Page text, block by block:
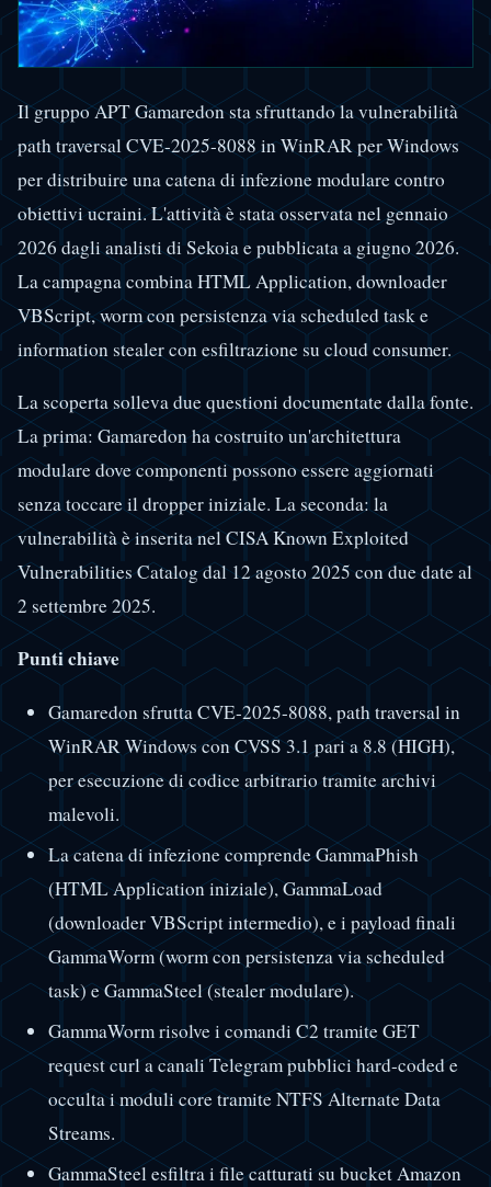
Il gruppo APT Gamaredon sta sfruttando la vulnerabilità
path traversal CVE-2025-8088 in WinRAR per Windows
per distribuire una catena di infezione modulare contro
obiettivi ucraini. L'attività è stata osservata nel gennaio
2026 dagli analisti di Sekoia e pubblicata a giugno 2026.
La campagna combina HTML Application, downloader
VBScript, worm con persistenza via scheduled task e
information stealer con esfiltrazione su cloud consumer.
La scoperta solleva due questioni documentate dalla fonte.
La prima: Gamaredon ha costruito un'architettura
modulare dove componenti possono essere aggiornati
senza toccare il dropper iniziale. La seconda: la
vulnerabilità è inserita nel CISA Known Exploited
Vulnerabilities Catalog dal 12 agosto 2025 con due date al
2 settembre 2025.
Punti chiave
Gamaredon sfrutta CVE-2025-8088, path traversal in
WinRAR Windows con CVSS 3.1 pari a 8.8 (HIGH),
per esecuzione di codice arbitrario tramite archivi
malevoli.
La catena di infezione comprende GammaPhish
(HTML Application iniziale), GammaLoad
(downloader VBScript intermedio), e i payload finali
GammaWorm (worm con persistenza via scheduled
task) e GammaSteel (stealer modulare).
GammaWorm risolve i comandi C2 tramite GET
request curl a canali Telegram pubblici hard-coded e
occulta i moduli core tramite NTFS Alternate Data
Streams.
GammaSteel esfiltra i file catturati su bucket Amazon